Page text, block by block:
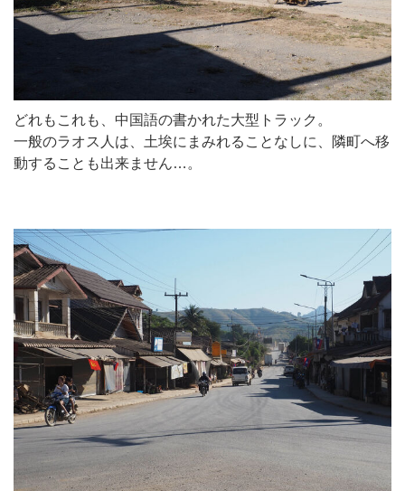
どれもこれも、中国語の書かれた大型トラック。
一般のラオス人は、土埃にまみれることなしに、隣町へ移
動することも出来ません…。